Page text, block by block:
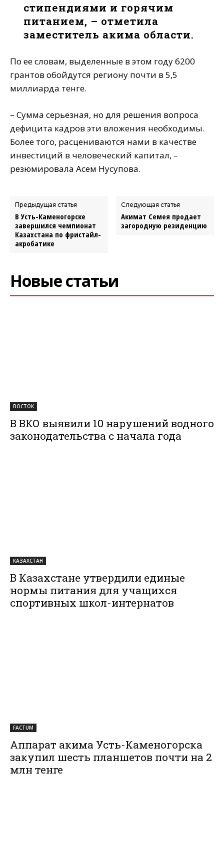
стипендиями и горячим
питанием, – отметила
заместитель акима области.
По ее словам, выделенные в этом году 6200
грантов обойдутся региону почти в 5,5
миллиарда тенге.
– Сумма серьезная, но для решения вопроса
дефицита кадров эти вложения необходимы.
Более того, расцениваются нами в качестве
инвестиций в человеческий капитал, –
резюмировала Асем Нусупова.
Предыдущая статья
В Усть-Каменогорске
завершился чемпионат
Казахстана по фристайл-
акробатике
Следующая статья
Акимат Семея продает
загородную резиденцию
Новые статьи
ВОСТОК
В ВКО выявили 10 нарушений водного
законодательства с начала года
КАЗАХСТАН
В Казахстане утвердили единые
нормы питания для учащихся
спортивных школ-интернатов
FACTUM
Аппарат акима Усть-Каменогорска
закупил шесть планшетов почти на 2
млн тенге